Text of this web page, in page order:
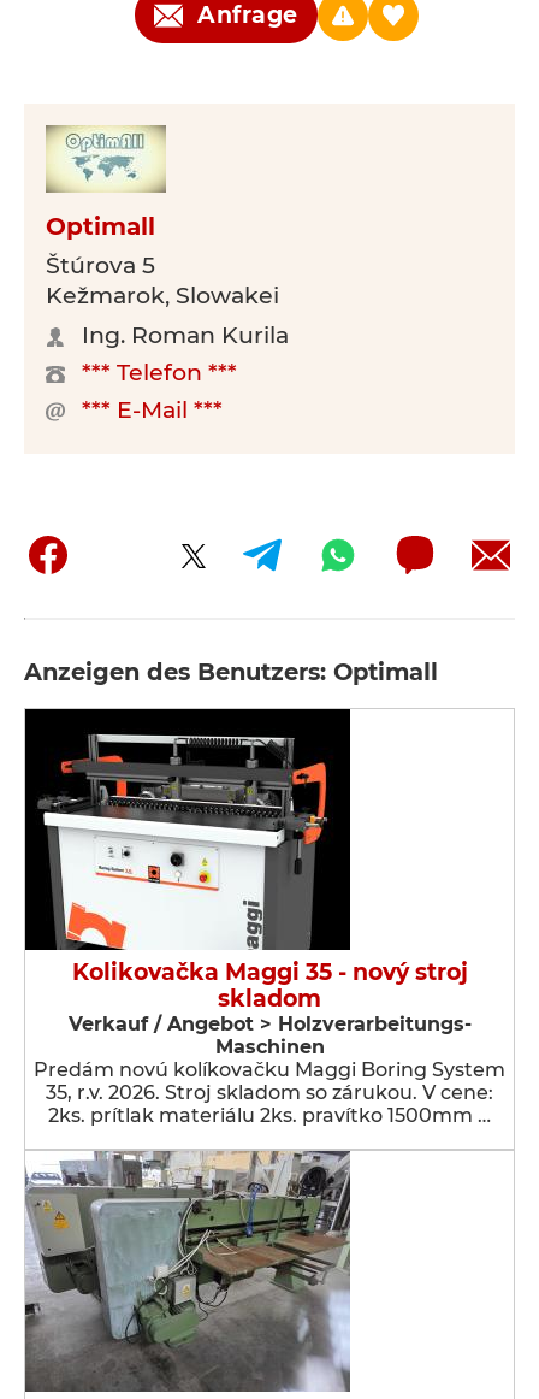
Anfrage
Optimall
Štúrova 5
Kežmarok, Slowakei
Ing. Roman Kurila
*** Telefon ***
*** E-Mail ***
Anzeigen des Benutzers: Optimall
Kolikovačka Maggi 35 - nový stroj
skladom
Verkauf / Angebot > Holzverarbeitungs-
Maschinen
Predám novú kolíkovačku Maggi Boring System
35, r.v. 2026. Stroj skladom so zárukou. V cene:
2ks. prítlak materiálu 2ks. pravítko 1500mm …